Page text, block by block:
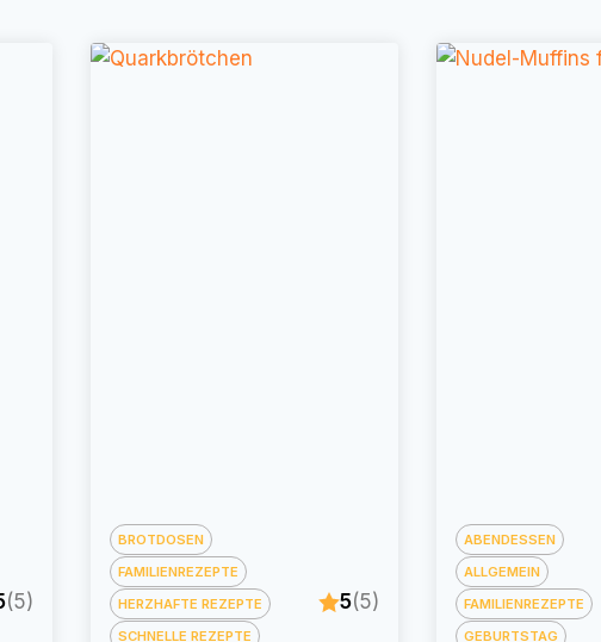
(5)
BROTDOSEN
FAMILIENREZEPTE
HERZHAFTE REZEPTE
SCHNELLE REZEPTE
5(5)
ABENDESSEN
ALLGEMEIN
FAMILIENREZEPTE
GEBURTSTAG